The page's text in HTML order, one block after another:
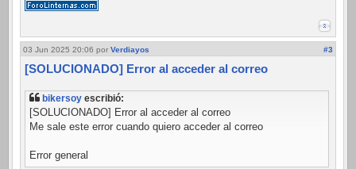
03 Jun 2025 20:06 por Verdiayos #3
[SOLUCIONADO] Error al acceder al correo
bikersoy escribió:
[SOLUCIONADO] Error al acceder al correo
Me sale este error cuando quiero acceder al correo
Error general